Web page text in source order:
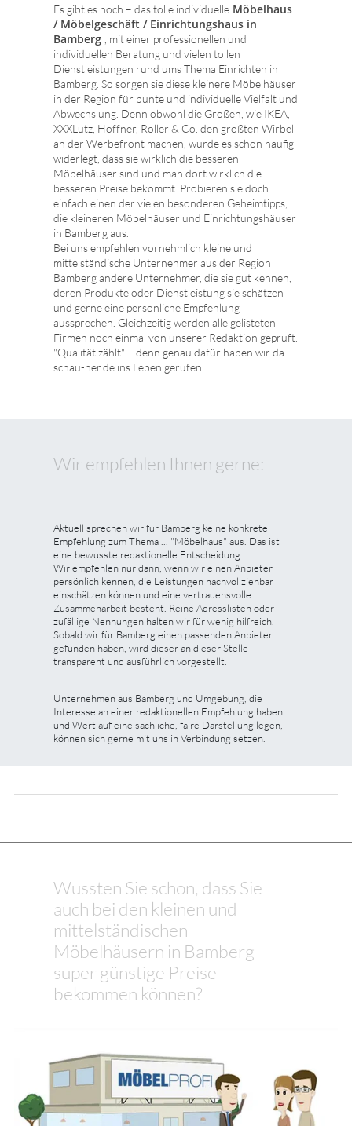
Es gibt es noch – das tolle individuelle Möbelhaus
/ Möbelgeschäft / Einrichtungshaus in
Bamberg
, mit einer professionellen und
individuellen Beratung und vielen tollen
Dienstleistungen rund ums Thema Einrichten in
Bamberg. So sorgen sie diese kleinere Möbelhäuser
in der Region für bunte und individuelle Vielfalt und
Abwechslung. Denn obwohl die Großen, wie IKEA,
XXXLutz, Höffner, Roller & Co. den größten Wirbel
an der Werbefront machen, wurde es schon häufig
widerlegt, dass sie wirklich die besseren
Möbelhäuser sind und man dort wirklich die
besseren Preise bekommt. Probieren sie doch
einfach einen der vielen besonderen Geheimtipps,
die kleineren Möbelhäuser und Einrichtungshäuser
in Bamberg aus.
Bei uns empfehlen vornehmlich kleine und
mittelständische Unternehmer aus der Region
Bamberg andere Unternehmer, die sie gut kennen,
deren Produkte oder Dienstleistung sie schätzen
und gerne eine persönliche Empfehlung
aussprechen. Gleichzeitig werden alle gelisteten
Firmen noch einmal von unserer Redaktion geprüft.
"Qualität zählt" – denn genau dafür haben wir da-
schau-her.de ins Leben gerufen.
Wir empfehlen Ihnen gerne:
Aktuell sprechen wir für Bamberg keine konkrete
Empfehlung zum Thema ... "Möbelhaus" aus. Das ist
eine bewusste redaktionelle Entscheidung.
Wir empfehlen nur dann, wenn wir einen Anbieter
persönlich kennen, die Leistungen nachvollziehbar
einschätzen können und eine vertrauensvolle
Zusammenarbeit besteht. Reine Adresslisten oder
zufällige Nennungen halten wir für wenig hilfreich.
Sobald wir für Bamberg einen passenden Anbieter
gefunden haben, wird dieser an dieser Stelle
transparent und ausführlich vorgestellt.
Unternehmen aus Bamberg und Umgebung, die
Interesse an einer redaktionellen Empfehlung haben
und Wert auf eine sachliche, faire Darstellung legen,
können sich gerne mit uns in Verbindung setzen.
Wussten Sie schon, dass Sie
auch bei den kleinen und
mittelständischen
Möbelhäusern in Bamberg
super günstige Preise
bekommen können?